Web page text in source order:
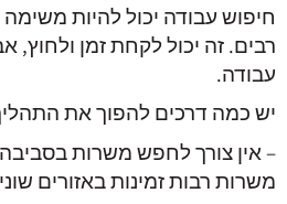
חיפוש עבודה יכול להיות
רבים. זה יכול לקחת זמן ולחוץ,
עבודה.
יש כמה דרכים להפוך את התהליך
– אין צורך לחפש משרות
משרות רבות זמינות באזורים